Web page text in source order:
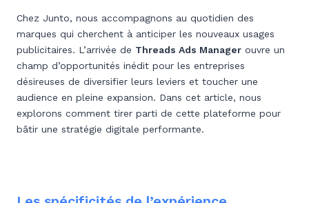
Chez Junto, nous accompagnons au quotidien des
marques qui cherchent à anticiper les nouveaux usages
publicitaires. L’arrivée de Threads Ads Manager ouvre un
champ d’opportunités inédit pour les entreprises
désireuses de diversifier leurs leviers et toucher une
audience en pleine expansion. Dans cet article, nous
explorons comment tirer parti de cette plateforme pour
bâtir une stratégie digitale performante.